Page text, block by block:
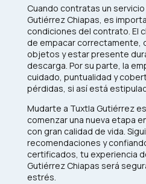
Cuando contratas un
Gutiérrez Chiapas, es
condiciones del contrato. El
de empacar correctamente,
objetos y estar presente
descarga. Por su parte, la
cuidado, puntualidad y
pérdidas, si así está
Mudarte a Tuxtla Gutiérrez
comenzar una nueva etapa
con gran calidad de vida.
recomendaciones y
certificados, tu experiencia
Gutiérrez Chiapas será
estrés.